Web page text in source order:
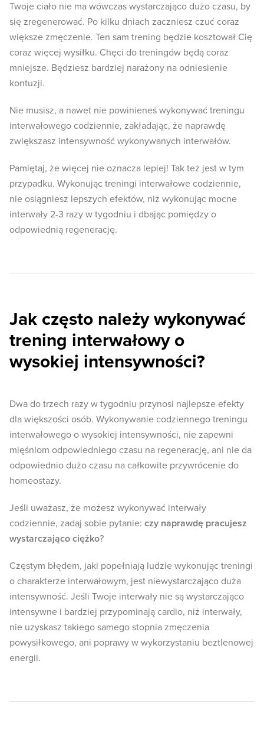
Twoje ciało nie ma wówczas wystarczająco dużo czasu, by
się zregenerować. Po kilku dniach zaczniesz czuć coraz
większe zmęczenie. Ten sam trening będzie kosztował Cię
coraz więcej wysiłku. Chęci do treningów będą coraz
mniejsze. Będziesz bardziej narażony na odniesienie
kontuzji.
Nie musisz, a nawet nie powinieneś wykonywać treningu
interwałowego codziennie, zakładając, że naprawdę
zwiększasz intensywność wykonywanych interwałów.
Pamiętaj, że więcej nie oznacza lepiej! Tak też jest w tym
przypadku. Wykonując treningi interwałowe codziennie,
nie osiągniesz lepszych efektów, niż wykonując mocne
interwały 2-3 razy w tygodniu i dbając pomiędzy o
odpowiednią regenerację.
Jak często należy wykonywać
trening interwałowy o
wysokiej intensywności?
Dwa do trzech razy w tygodniu przynosi najlepsze efekty
dla większości osób. Wykonywanie codziennego treningu
interwałowego o wysokiej intensywności, nie zapewni
mięśniom odpowiedniego czasu na regenerację, ani nie da
odpowiednio dużo czasu na całkowite przywrócenie do
homeostazy.
Jeśli uważasz, że możesz wykonywać interwały
codziennie, zadaj sobie pytanie: czy naprawdę pracujesz
wystarczająco ciężko?
Częstym błędem, jaki popełniają ludzie wykonując treningi
o charakterze interwałowym, jest niewystarczająco duża
intensywność. Jeśli Twoje interwały nie są wystarczająco
intensywne i bardziej przypominają cardio, niż interwały,
nie uzyskasz takiego samego stopnia zmęczenia
powysiłkowego, ani poprawy w wykorzystaniu beztlenowej
energii.